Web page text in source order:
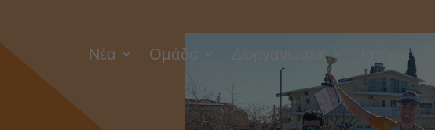
Νέα Ομάδα Διοργανώσεις Ιστορία